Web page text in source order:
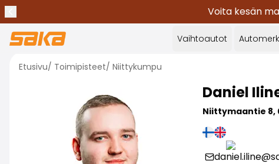
Voita kesän
Lopeta ilmoitukset
✕
Vaihtoautot
Etusivu/ Toimipisteet/ Niittykumpu
Daniel
Niittymaantie 8,